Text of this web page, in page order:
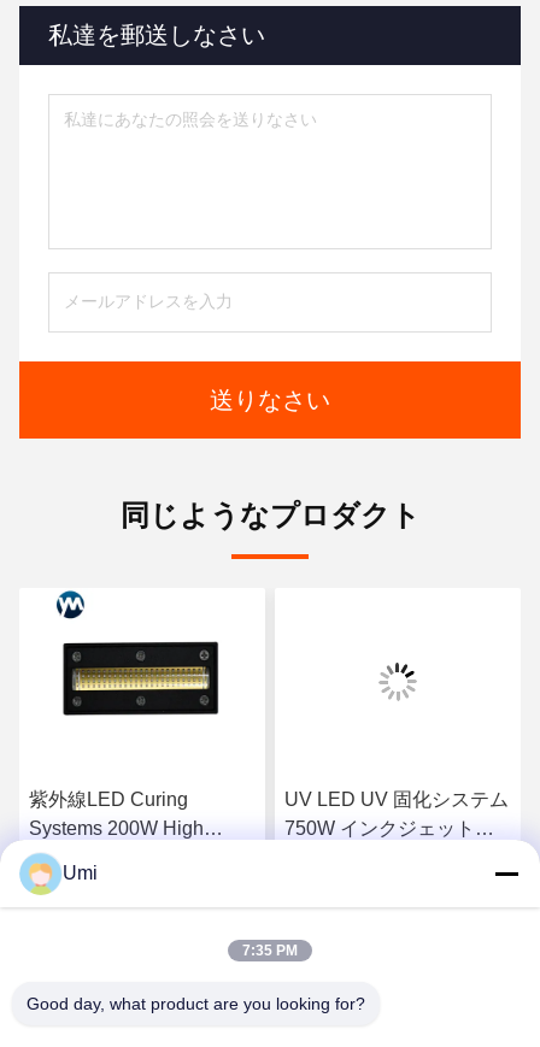
私達を郵送しなさい
送りなさい
同じようなプロダクト
紫外線LED Curing
Systems 200W High
Power Curing Lamp
Ultraviolet Lamps Chiller
紫外線Lamp
最もよい価格を得なさ
UV LED UV 固化システム
750W インクジェットプ
最もよい価格を得なさ
Umi
7:35 PM
Good day, what product are you looking for?